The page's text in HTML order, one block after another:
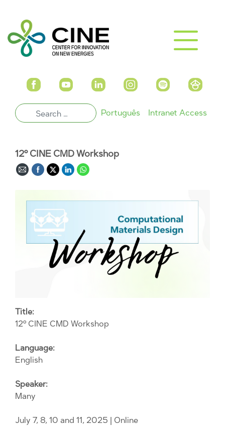
Português Intranet Access
12º CINE CMD Workshop
Title:
12º CINE CMD Workshop
Language:
English
Speaker:
Many
July 7, 8, 10 and 11, 2025 | Online